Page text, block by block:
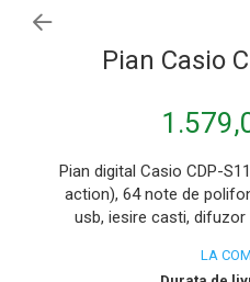
Microfoane de Suprafata
Microfoane podcast, USB, iOS /
Microfoane pt Camere Video
Microfoane pt instalatii si
Pian Casio
Pian digital Casio CDP-
action), 64 note de
usb, iesire casti, difuzor
LA